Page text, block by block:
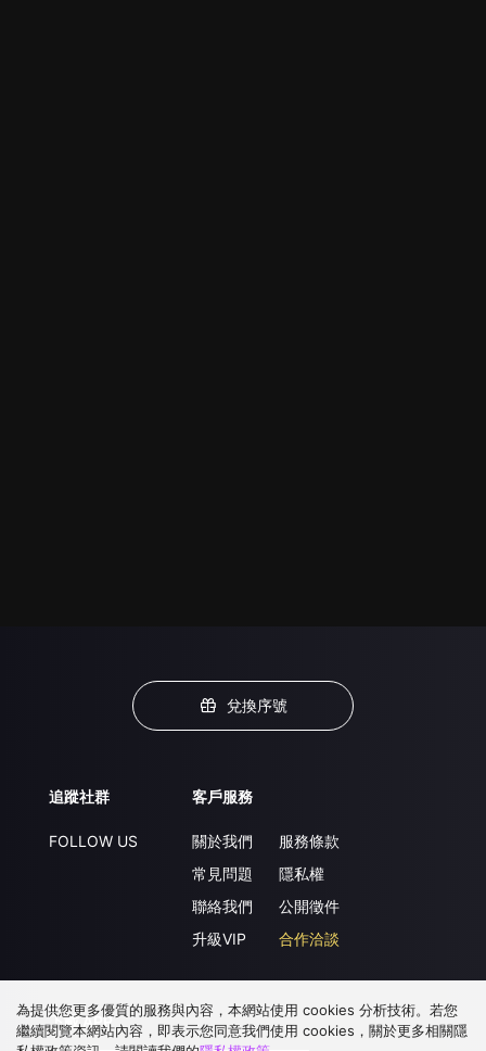
兌換序號
追蹤社群
FOLLOW US
客戶服務
關於我們
常見問題
聯絡我們
升級VIP
服務條款
隱私權
公開徵件
合作洽談
下載 APP
為提供您更多優質的服務與內容，本網站使用 cookies 分析技術。若您
繼續閱覽本網站內容，即表示您同意我們使用 cookies，關於更多相關隱